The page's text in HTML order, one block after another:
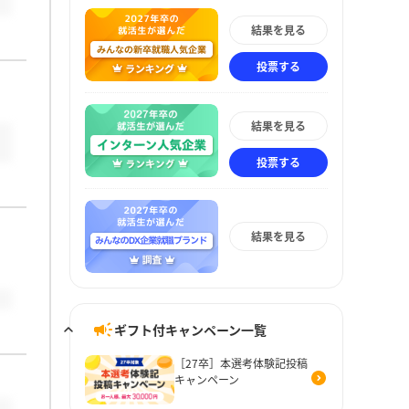
結果を見る
投票する
結果を見る
投票する
結果を見る
ギフト付キャンペーン一覧
［27卒］本選考体験記投稿
キャンペーン